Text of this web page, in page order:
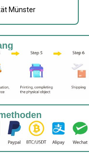
Münster